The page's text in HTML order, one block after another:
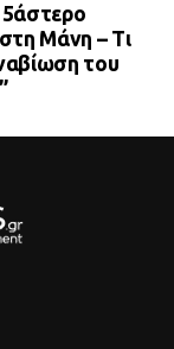
5άστερο
Μάνη – Τι
του